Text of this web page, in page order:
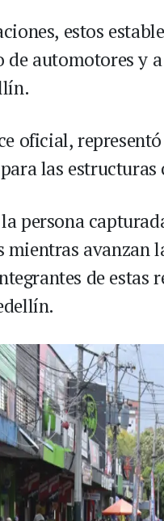
estos
de automotores y
oficial,
las
persona
avanzan
de estas